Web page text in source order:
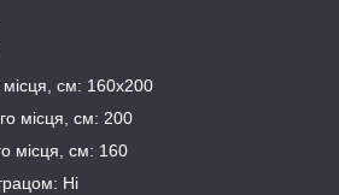
місця, см: 160x200
місця, см: 200
місця, см: 160
Ні